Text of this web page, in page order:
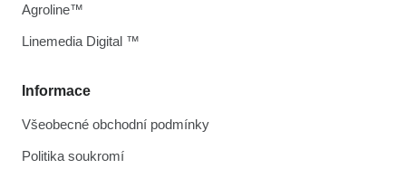
Informace
Všeobecné obchodní podmínky
Politika soukromí
Agroline™
Linemedia Digital ™